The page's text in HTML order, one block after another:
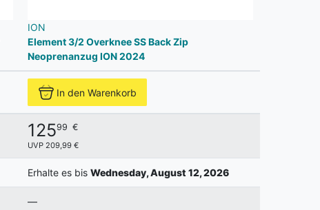
ION
Element 3/2 Overknee SS Back Zip
Neoprenanzug ION 2024
In den Warenkorb
12599 €
UVP 209,99 €
Erhalte es bis Wednesday, August 12, 2026
—